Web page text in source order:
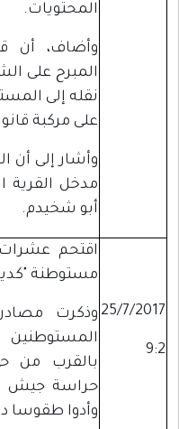
المحتويات.
وأضاف، أن
المبرح على
نقله إلى
على مركبة
وأشار إلى أن
مدخل القرية
أبو شخيدم.
25/7/2017
9:2
اقتحم عشرات
مستوطنة
وذكرت
المستوطنين
بالقرب من
حراسة جيش
وأدوا طقوسا